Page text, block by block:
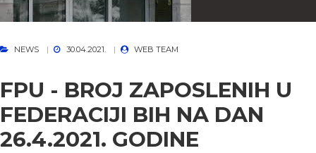
NEWS 30.04.2021. WEB TEAM
FPU - BROJ ZAPOSLENIH U
FEDERACIJI BIH NA DAN
26.4.2021. GODINE